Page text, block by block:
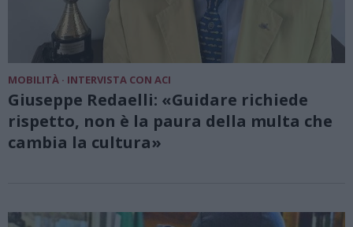
MOBILITÀ · INTERVISTA CON ACI
Giuseppe Redaelli: «Guidare richiede
rispetto, non è la paura della multa che
cambia la cultura»